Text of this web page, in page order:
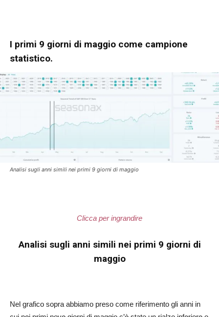
I primi 9 giorni di maggio come campione
statistico.
Analisi sugli anni simili nei primi 9 giorni di maggio
Clicca per ingrandire
Analisi sugli anni simili nei primi 9 giorni di
maggio
Nel grafico sopra abbiamo preso come riferimento gli anni in